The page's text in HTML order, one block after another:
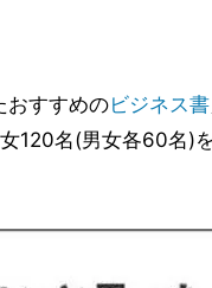
おすすめのビジネス書
120名(男女各60名)